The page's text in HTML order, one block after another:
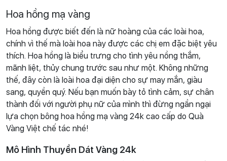
Hoa hồng mạ vàng
Hoa hồng được biết đến là nữ hoàng của các loài hoa,
chính vì thế mà loài hoa này được các chị em đặc biệt yêu
thích. Hoa hồng là biểu trưng cho tình yêu nồng thắm,
mãnh liệt, thủy chung trước sau như một. Không những
thế, đây còn là loài hoa đại diện cho sự may mắn, giàu
sang, quyền quý. Nếu bạn muốn bày tỏ tình cảm, sự chân
thành đối với người phụ nữ của mình thì đừng ngần ngại
lựa chọn bông hoa hồng mạ vàng 24k cao cấp do Quà
Vàng Việt chế tác nhé!
Mô Hình Thuyền Dát Vàng 24k